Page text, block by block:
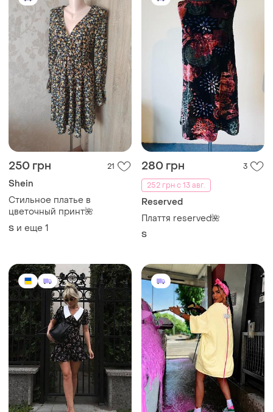
250 грн 21
Shein
Стильное платье в
цветочный принт🌺
S и еще 1
280 грн
3
252 грн с 13 авг.
Reserved
Плаття reserved🌺
S